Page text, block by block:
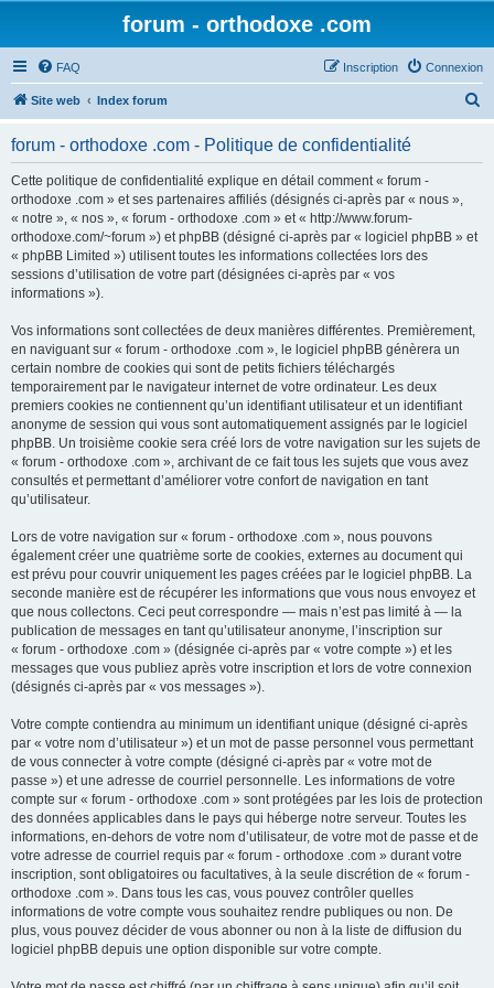
forum - orthodoxe .com
FAQ Connexion
Inscription
Site web Index forum
forum - orthodoxe .com - Politique de confidentialité
Cette politique de confidentialité explique en détail comment « forum -
orthodoxe .com » et ses partenaires affiliés (désignés ci-après par « nous »,
« notre », « nos », « forum - orthodoxe .com » et « http://www.forum-
orthodoxe.com/~forum ») et phpBB (désigné ci-après par « logiciel phpBB » et
« phpBB Limited ») utilisent toutes les informations collectées lors des
sessions d’utilisation de votre part (désignées ci-après par « vos
informations »).
Vos informations sont collectées de deux manières différentes. Premièrement,
en naviguant sur « forum - orthodoxe .com », le logiciel phpBB génèrera un
certain nombre de cookies qui sont de petits fichiers téléchargés
temporairement par le navigateur internet de votre ordinateur. Les deux
premiers cookies ne contiennent qu’un identifiant utilisateur et un identifiant
anonyme de session qui vous sont automatiquement assignés par le logiciel
phpBB. Un troisième cookie sera créé lors de votre navigation sur les sujets de
« forum - orthodoxe .com », archivant de ce fait tous les sujets que vous avez
consultés et permettant d’améliorer votre confort de navigation en tant
qu’utilisateur.
Lors de votre navigation sur « forum - orthodoxe .com », nous pouvons
également créer une quatrième sorte de cookies, externes au document qui
est prévu pour couvrir uniquement les pages créées par le logiciel phpBB. La
seconde manière est de récupérer les informations que vous nous envoyez et
que nous collectons. Ceci peut correspondre — mais n’est pas limité à — la
publication de messages en tant qu’utilisateur anonyme, l’inscription sur
« forum - orthodoxe .com » (désignée ci-après par « votre compte ») et les
messages que vous publiez après votre inscription et lors de votre connexion
(désignés ci-après par « vos messages »).
Votre compte contiendra au minimum un identifiant unique (désigné ci-après
par « votre nom d’utilisateur ») et un mot de passe personnel vous permettant
de vous connecter à votre compte (désigné ci-après par « votre mot de
passe ») et une adresse de courriel personnelle. Les informations de votre
compte sur « forum - orthodoxe .com » sont protégées par les lois de protection
des données applicables dans le pays qui héberge notre serveur. Toutes les
informations, en-dehors de votre nom d’utilisateur, de votre mot de passe et de
votre adresse de courriel requis par « forum - orthodoxe .com » durant votre
inscription, sont obligatoires ou facultatives, à la seule discrétion de « forum -
orthodoxe .com ». Dans tous les cas, vous pouvez contrôler quelles
informations de votre compte vous souhaitez rendre publiques ou non. De
plus, vous pouvez décider de vous abonner ou non à la liste de diffusion du
logiciel phpBB depuis une option disponible sur votre compte.